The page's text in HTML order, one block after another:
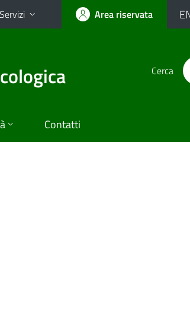
Servizi Area riservata
Cerca
Contatti